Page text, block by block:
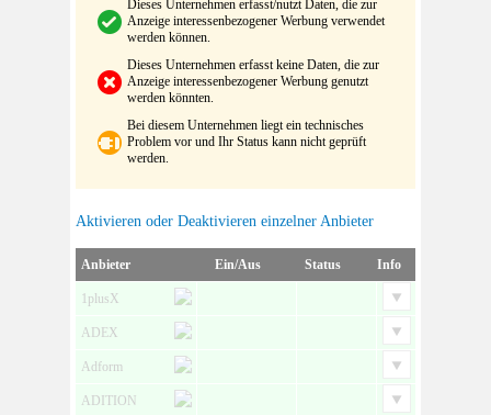
Dieses Unternehmen erfasst/nutzt Daten, die zur
Anzeige interessenbezogener Werbung verwendet
werden können.
Dieses Unternehmen erfasst keine Daten, die zur
Anzeige interessenbezogener Werbung genutzt
werden könnten.
Bei diesem Unternehmen liegt ein technisches
Problem vor und Ihr Status kann nicht geprüft
werden.